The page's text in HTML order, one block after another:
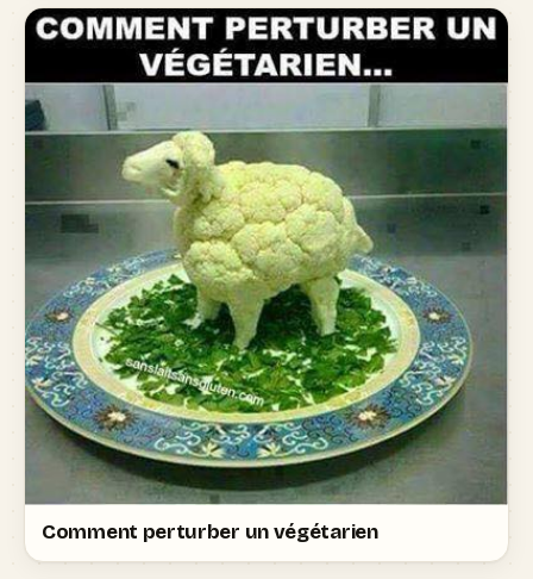
Comment perturber un végétarien